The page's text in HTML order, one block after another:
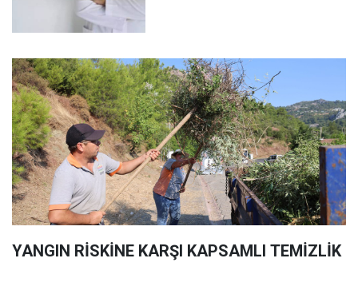
YANGIN RİSKİNE KARŞI KAPSAMLI TEMİZLİK